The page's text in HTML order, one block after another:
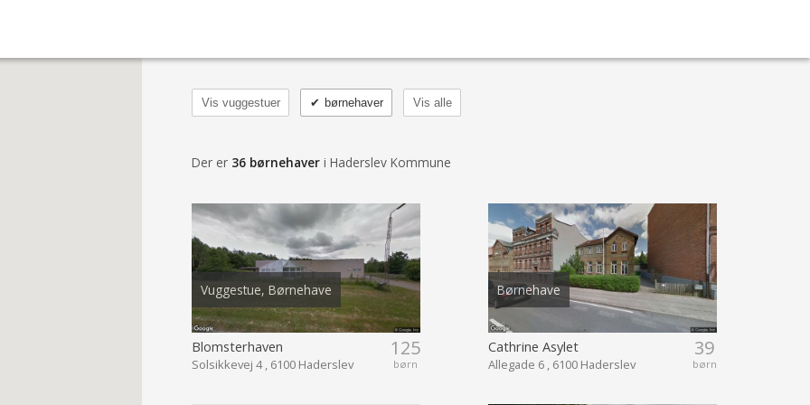
Vis vuggestuer børnehaver
✔ Vis alle
Der er 36 børnehaver i Haderslev Kommune
Vuggestue, Børnehave
125
børn
Blomsterhaven
Solsikkevej 4 , 6100 Haderslev
Børnehave
39
børn
Cathrine Asylet
Allegade 6 , 6100 Haderslev